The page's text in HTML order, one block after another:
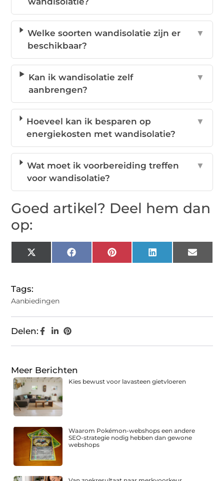
Welke soorten wandisolatie zijn er
beschikbaar?
▼
Kan ik wandisolatie zelf
aanbrengen?
▼
Hoeveel kan ik besparen op
energiekosten met wandisolatie?
▼
Wat moet ik voorbereiding treffen
voor wandisolatie?
▼
Goed artikel? Deel hem dan
op:
X
(Twitter)
FacebookPinterestLinkedIn Email
Tags:
Aanbiedingen
Delen:
Meer Berichten
Kies bewust voor lavasteen gietvloeren
Waarom Pokémon-webshops een andere
SEO-strategie nodig hebben dan gewone
webshops